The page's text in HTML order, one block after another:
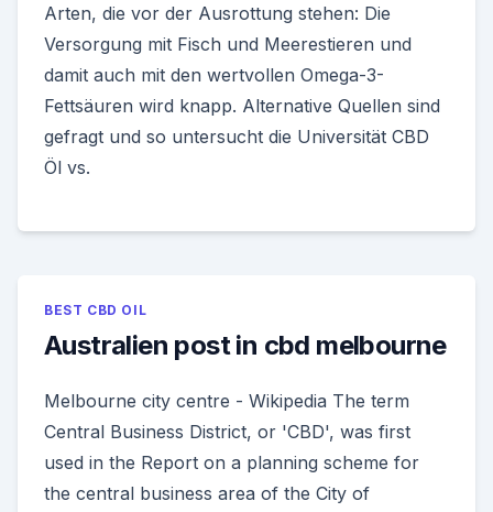
Arten, die vor der Ausrottung stehen: Die
Versorgung mit Fisch und Meerestieren und
damit auch mit den wertvollen Omega-3-
Fettsäuren wird knapp. Alternative Quellen sind
gefragt und so untersucht die Universität CBD
Öl vs.
BEST CBD OIL
Australien post in cbd melbourne
Melbourne city centre - Wikipedia The term
Central Business District, or 'CBD', was first
used in the Report on a planning scheme for
the central business area of the City of